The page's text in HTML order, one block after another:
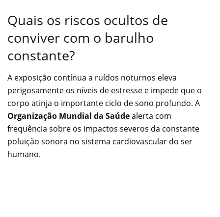
Quais os riscos ocultos de
conviver com o barulho
constante?
A exposição contínua a ruídos noturnos eleva
perigosamente os níveis de estresse e impede que o
corpo atinja o importante ciclo de sono profundo. A
Organização Mundial da Saúdealerta com
frequência sobre os impactos severos da constante
poluição sonora no sistema cardiovascular do ser
humano.